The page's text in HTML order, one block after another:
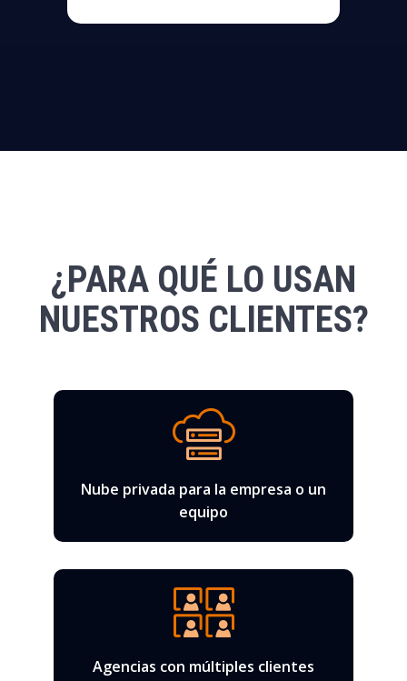
¿PARA QUÉ LO USAN
NUESTROS CLIENTES?
Nube privada para la empresa o un
equipo
Agencias con múltiples clientes